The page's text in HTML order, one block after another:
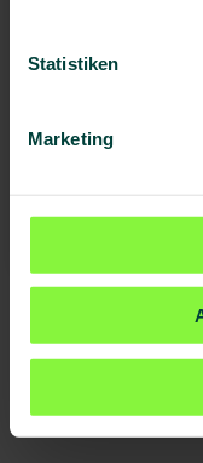
Statistiken
Marketing